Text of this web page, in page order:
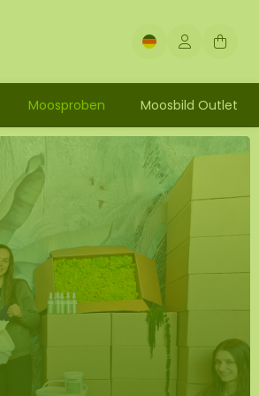
Moosproben Moosbild Outlet